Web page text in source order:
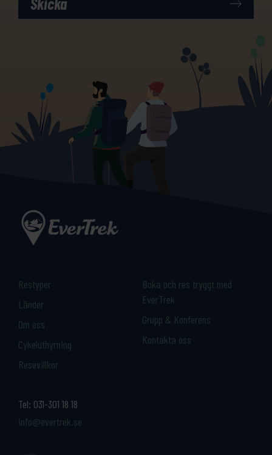
Tel: 031-301 18 18
info@evertrek.se
Restyper
Länder
Om oss
Cykeluthyrning
Resevillkor
Boka och res tryggt med
EverTrek
Grupp & Konferens
Kontakta oss